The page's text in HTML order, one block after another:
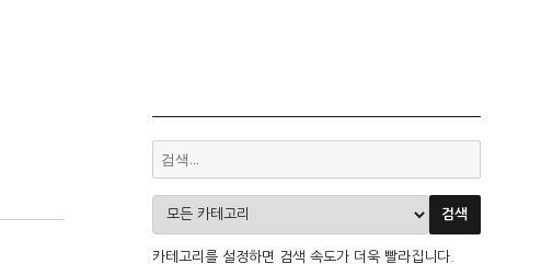
카테고리를 설정하면 검색 속도가 더욱 빨라집니다.